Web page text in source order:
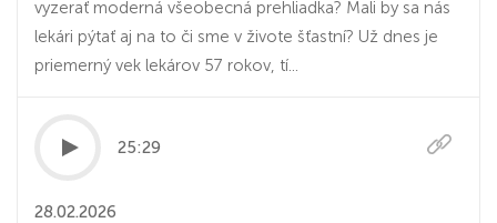
vyzerať moderná všeobecná prehliadka? Mali by sa nás
lekári pýtať aj na to či sme v živote šťastní? Už dnes je
priemerný vek lekárov 57 rokov, tí...
25:29
28.02.2026